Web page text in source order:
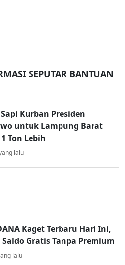
SEPUTAR BANTUAN
Kurban Presiden
untuk Lampung Barat
Ton Lebih
lalu
Kaget Terbaru Hari Ini,
Gratis Tanpa Premium
lalu